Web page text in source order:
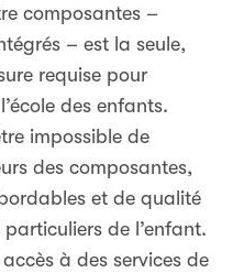
composantes –
– est la seule,
requise pour
des enfants.
impossible de
des composantes,
et de qualité
de l’enfant.
à des services de